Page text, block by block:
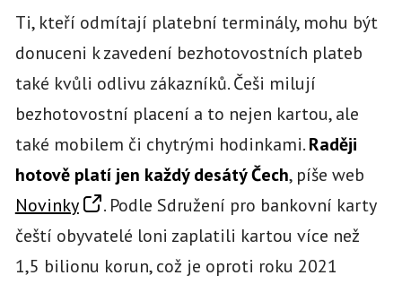
Ti, kteří odmítají platební terminály, mohu být
donuceni k zavedení bezhotovostních plateb
také kvůli odlivu zákazníků. Češi milují
bezhotovostní placení a to nejen kartou, ale
také mobilem či chytrými hodinkami.Raději
hotově platí jen každý desátý Čech, píše web
Novinky
. Podle Sdružení pro bankovní karty
čeští obyvatelé loni zaplatili kartou více než
1,5 bilionu korun, což je oproti roku 2021